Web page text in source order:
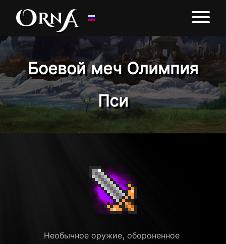
Боевой меч Олимпия
Пси
Необычное оружие, обороненное